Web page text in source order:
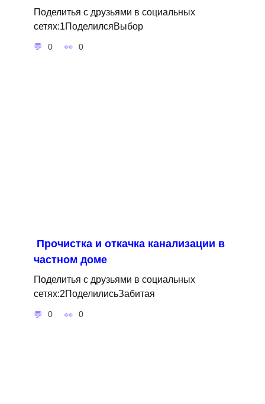
Поделитья с друзьями в социальных
сетях:1ПоделилсяВыбор
0 0
Прочистка и откачка канализации в
частном доме
Поделитья с друзьями в социальных
сетях:2ПоделилисьЗабитая
0 0